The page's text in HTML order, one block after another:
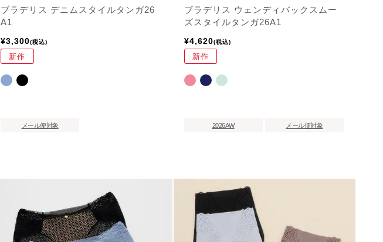
ブラデリス デニムスタイルタンガ26
A1
¥3,300 税込
新作
メール便対象
ブラデリス ウェンディバックスムー
ズスタイルタンガ26A1
¥4,620 税込
新作
2026AW メール便対象